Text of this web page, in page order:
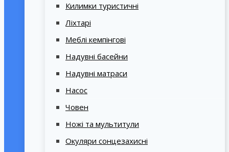
Килимки туристичні
Ліхтарі
Меблі кемпінгові
Надувні басейни
Надувні матраси
Насос
Човен
Ножі та мультитули
Окуляри сонцезахисні